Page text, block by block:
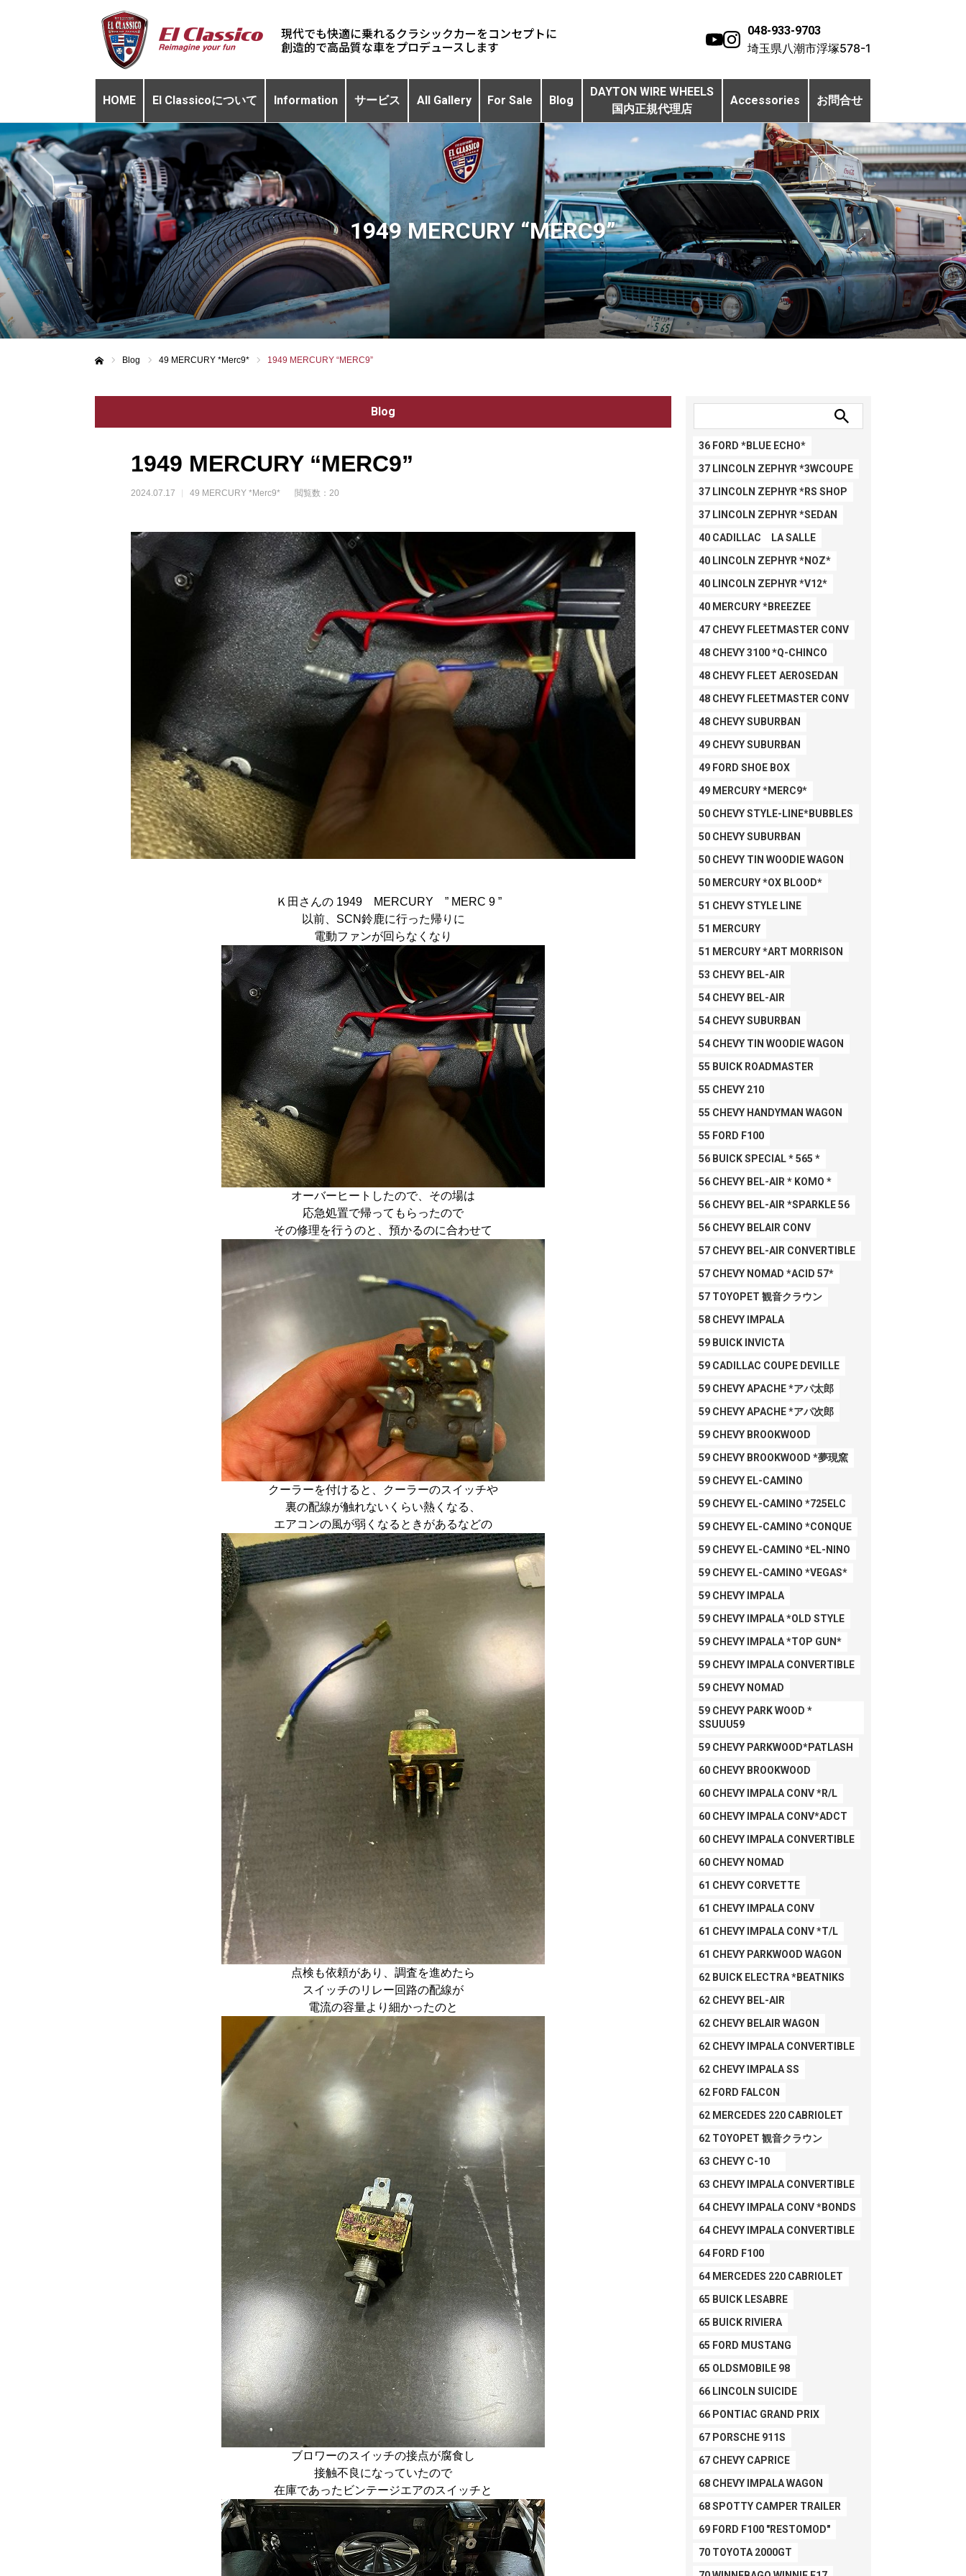
現代でも快適に乗れるクラシックカーをコンセプトに 048-933-9703
埼玉県八潮市浮塚578-1
HOME El Classicoについて Information サービス All Gallery For Sale Blog
DAYTON WIRE WHEELS
国内正規代理店
Accessories お問合せ
1949 MERCURY “MERC9”
Blog 49 MERCURY *Merc9* 1949 MERCURY “MERC9”
Blog
1949 MERCURY “MERC9”
2024.07.17 49 MERCURY *Merc9* 閲覧数：20
Ｋ田さんの 1949 MERCURY ” MERC 9 ”
以前、SCN鈴鹿に行った帰りに
電動ファンが回らなくなり
オーバーヒートしたので、その場は
応急処置で帰ってもらったので
その修理を行うのと、預かるのに合わせて
クーラーを付けると、クーラーのスイッチや
裏の配線が触れないくらい熱くなる、
エアコンの風が弱くなるときがあるなどの
点検も依頼があり、調査を進めたら
スイッチのリレー回路の配線が
電流の容量より細かったのと
ブロワーのスイッチの接点が腐食し
接触不良になっていたので
在庫であったビンテージエアのスイッチと
36 FORD *BLUE ECHO*
37 LINCOLN ZEPHYR *3WCOUPE
37 LINCOLN ZEPHYR *RS SHOP
37 LINCOLN ZEPHYR *SEDAN
40 CADILLAC LA SALLE
40 LINCOLN ZEPHYR *NOZ*
40 LINCOLN ZEPHYR *V12*
40 MERCURY *BREEZEE
47 CHEVY FLEETMASTER CONV
48 CHEVY 3100 *Q-CHINCO
48 CHEVY FLEET AEROSEDAN
48 CHEVY FLEETMASTER CONV
48 CHEVY SUBURBAN
49 CHEVY SUBURBAN
49 FORD SHOE BOX
49 MERCURY *MERC9*
50 CHEVY STYLE-LINE*BUBBLES
50 CHEVY SUBURBAN
50 CHEVY TIN WOODIE WAGON
50 MERCURY *OX BLOOD*
51 CHEVY STYLE LINE
51 MERCURY
51 MERCURY *ART MORRISON
53 CHEVY BEL-AIR
54 CHEVY BEL-AIR
54 CHEVY SUBURBAN
54 CHEVY TIN WOODIE WAGON
55 BUICK ROADMASTER
55 CHEVY 210
55 CHEVY HANDYMAN WAGON
55 FORD F100
56 BUICK SPECIAL * 565 *
56 CHEVY BEL-AIR * KOMO *
56 CHEVY BEL-AIR *SPARKLE 56
56 CHEVY BELAIR CONV
57 CHEVY BEL-AIR CONVERTIBLE
57 CHEVY NOMAD *ACID 57*
57 TOYOPET 観音クラウン
58 CHEVY IMPALA
59 BUICK INVICTA
59 CADILLAC COUPE DEVILLE
59 CHEVY APACHE *アパ太郎
59 CHEVY APACHE *アパ次郎
59 CHEVY BROOKWOOD
59 CHEVY BROOKWOOD *夢現窯
59 CHEVY EL-CAMINO
59 CHEVY EL-CAMINO *725ELC
59 CHEVY EL-CAMINO *CONQUE
59 CHEVY EL-CAMINO *EL-NINO
59 CHEVY EL-CAMINO *VEGAS*
59 CHEVY IMPALA
59 CHEVY IMPALA *OLD STYLE
59 CHEVY IMPALA *TOP GUN*
59 CHEVY IMPALA CONVERTIBLE
59 CHEVY NOMAD
59 CHEVY PARK WOOD *
SSUUU59
59 CHEVY PARKWOOD*PATLASH
60 CHEVY BROOKWOOD
60 CHEVY IMPALA CONV *R/L
60 CHEVY IMPALA CONV*ADCT
60 CHEVY IMPALA CONVERTIBLE
60 CHEVY NOMAD
61 CHEVY CORVETTE
61 CHEVY IMPALA CONV
61 CHEVY IMPALA CONV *T/L
61 CHEVY PARKWOOD WAGON
62 BUICK ELECTRA *BEATNIKS
62 CHEVY BEL-AIR
62 CHEVY BELAIR WAGON
62 CHEVY IMPALA CONVERTIBLE
62 CHEVY IMPALA SS
62 FORD FALCON
62 MERCEDES 220 CABRIOLET
62 TOYOPET 観音クラウン
63 CHEVY C-10
63 CHEVY IMPALA CONVERTIBLE
64 CHEVY IMPALA CONV *BONDS
64 CHEVY IMPALA CONVERTIBLE
64 FORD F100
64 MERCEDES 220 CABRIOLET
65 BUICK LESABRE
65 BUICK RIVIERA
65 FORD MUSTANG
65 OLDSMOBILE 98
66 LINCOLN SUICIDE
66 PONTIAC GRAND PRIX
67 PORSCHE 911S
67 CHEVY CAPRICE
68 CHEVY IMPALA WAGON
68 SPOTTY CAMPER TRAILER
69 FORD F100 "RESTOMOD"
70 TOYOTA 2000GT